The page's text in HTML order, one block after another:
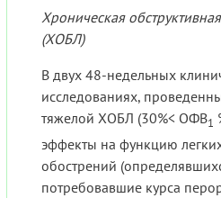
Хроническая
(ХОБЛ)
В двух 48-недельных
исследованиях,
тяжелой ХОБЛ (30%< ОФВ1
эффекты на функцию
обострений
потребовавшие курса